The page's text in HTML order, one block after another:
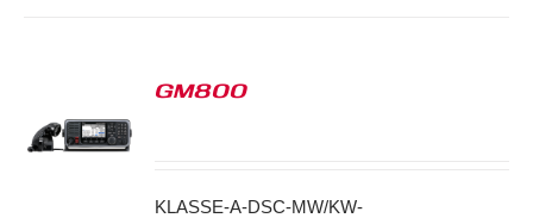
GM800
KLASSE-A-DSC-MW/KW-